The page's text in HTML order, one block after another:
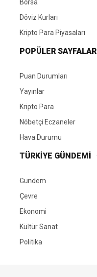
Borsa
Döviz Kurları
Kripto Para Piyasaları
POPÜLER SAYFALAR
Puan Durumları
Yayınlar
Kripto Para
Nöbetçi Eczaneler
Hava Durumu
TÜRKIYE GÜNDEMI
Gündem
Çevre
Ekonomi
Kültür Sanat
Politika